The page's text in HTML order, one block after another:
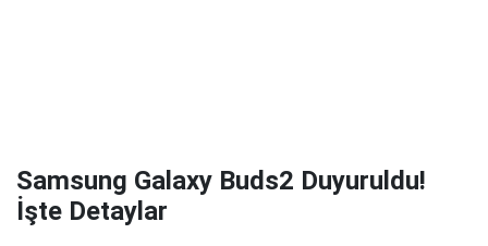
Samsung Galaxy Buds2 Duyuruldu!
İşte Detaylar